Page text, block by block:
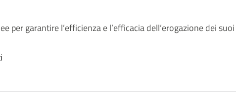
per garantire l’efficienza e l’efficacia dell’erogazione dei